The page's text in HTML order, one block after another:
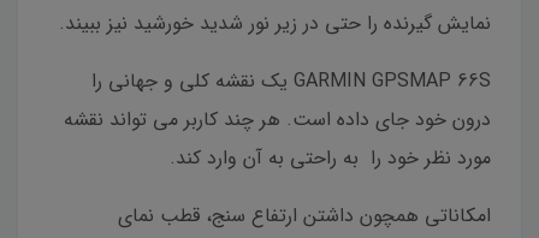
نمایش گیرنده را حتی در زیر نور شدید خورشید نیز ببیند.
GARMIN GPSMAP 66S یک نقشه کلی و جهانی را
درون خود جای داده است. هر چند کاربر می تواند نقشه
مورد نظر خود را به راحتی به آن وارد کند.
امکاناتی همچون داشتن ارتفاع سنج، قطب نمای